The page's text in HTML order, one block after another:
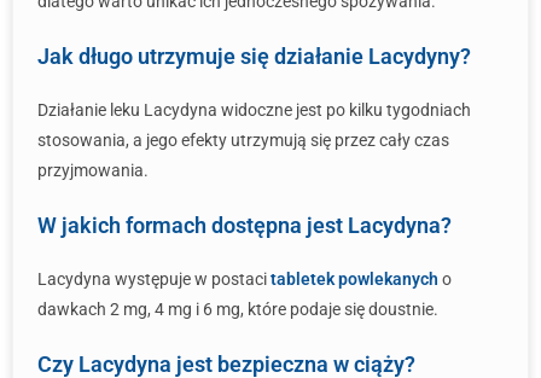
Jak długo utrzymuje się działanie Lacydyny?
Działanie leku Lacydyna widoczne jest po kilku tygodniach
stosowania, a jego efekty utrzymują się przez cały czas
przyjmowania.
W jakich formach dostępna jest Lacydyna?
Lacydyna występuje w postacitabletek powlekanych o
dawkach 2 mg, 4 mg i 6 mg, które podaje się doustnie.
Czy Lacydyna jest bezpieczna w ciąży?